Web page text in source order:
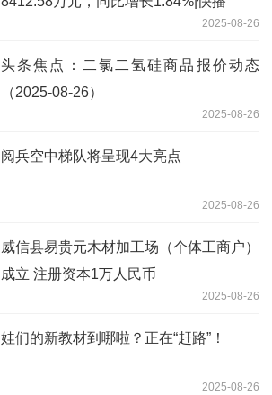
2025-08-26
头条焦点：二氯二氢硅商品报价动态
（2025-08-26）
2025-08-26
阅兵空中梯队将呈现4大亮点
2025-08-26
威信县易贵元木材加工场（个体工商户）
成立 注册资本1万人民币
2025-08-26
娃们的新教材到哪啦？正在“赶路”！
2025-08-26